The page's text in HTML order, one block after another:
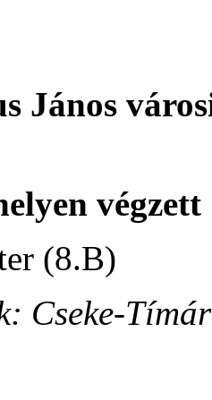
János
végzett
(8.B)
Cseke-